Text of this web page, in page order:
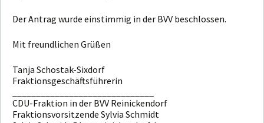
Der Antrag wurde einstimmig in der BVV beschlossen.
Mit freundlichen Grüßen
Tanja Schostak-Sixdorf
Fraktionsgeschäftsführerin
CDU-Fraktion in der BVV Reinickendorf
Fraktionsvorsitzende Sylvia Schmidt